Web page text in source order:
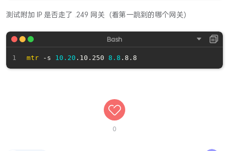
测试附加 IP 是否走了 .249 网关（看第一跳到的哪个网关）
mtr -s 10.20 .10.250 8.8
0